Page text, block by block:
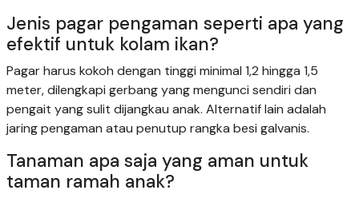
Jenis pagar pengaman seperti apa yang
efektif untuk kolam ikan?
Pagar harus kokoh dengan tinggi minimal 1,2 hingga 1,5
meter, dilengkapi gerbang yang mengunci sendiri dan
pengait yang sulit dijangkau anak. Alternatif lain adalah
jaring pengaman atau penutup rangka besi galvanis.
Tanaman apa saja yang aman untuk
taman ramah anak?